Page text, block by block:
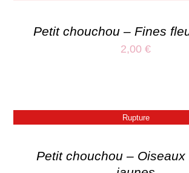
Petit chouchou – Fines
2,00 €
Rupture
Petit chouchou –